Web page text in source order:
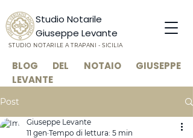
STUDIO NOTARILE A TRAPANI - SICILIA
Studio Notarile
Giuseppe Levante
BLOG DEL NOTAIO GIUSEPPE
LEVANTE
Post
Giuseppe Levante
11 gen Tempo di lettura: 5 min